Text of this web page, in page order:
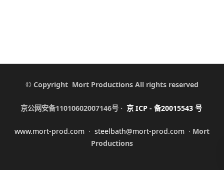
© Copyright Mort Productions All rights reserved
京公网安备11010602007146号 · 京ICP - 备20015543 号
www.mort-prod.com · steelbath@mort-prod.com · Mort
Productions